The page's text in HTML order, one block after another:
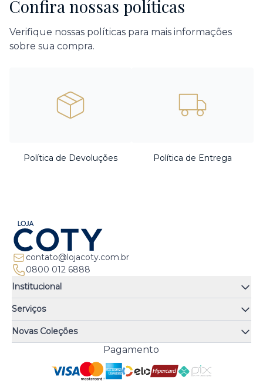
Confira nossas políticas
Verifique nossas políticas para mais informações
sobre sua compra.
Política de Devoluções Política de Entrega
contato@lojacoty.com.br
0800 012 6888
Institucional
Quem somos
Quiz de fragrâncias
Trocas e Devoluções
Troque Fácil
Perguntas Frequentes
Política de Pagamento
Política de Entrega
Serviços
Atendimento
Meus Pedidos
Trabalhe Conosco
Preferências de Cookies
Novas Coleções
Pagamento